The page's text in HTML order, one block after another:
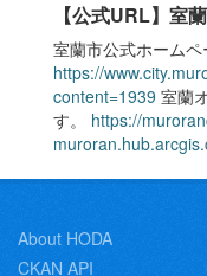
【公式URL】室
室蘭市公式ホーム
https://
content=1939 室蘭
す。 https://
About HODA
CKAN API